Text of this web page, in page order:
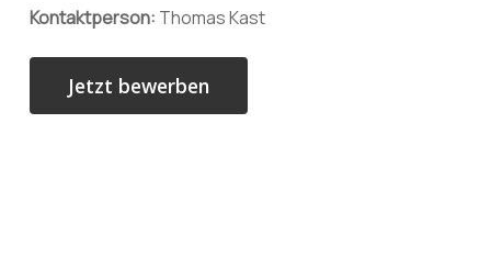
Kontaktperson: Thomas Kast